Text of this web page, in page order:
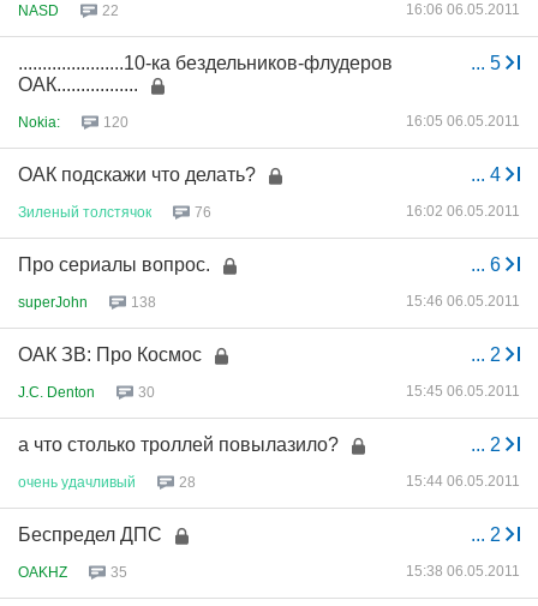
NASD 22 16:06 06.05.2011
... 5
......................10-ка бездельников-флудеров
ОАК.................
Nokia: 120 16:05 06.05.2011
... 4
ОАК подскажи что делать?
Зиленый толстячок 76 16:02 06.05.2011
... 6
Про сериалы вопрос.
superJohn 138 15:46 06.05.2011
... 2
ОАК ЗВ: Про Космос
J.C. Denton 30 15:45 06.05.2011
... 2
а что столько троллей повылазило?
очень удачливый 28 15:44 06.05.2011
... 2
Беспредел ДПС
OAKHZ 35 15:38 06.05.2011